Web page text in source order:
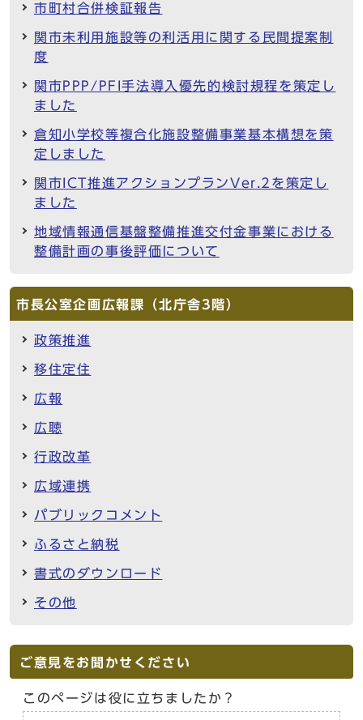
市町村合併検証報告
関市未利用施設等の利活用に関する民間提案制
度
関市PPP/PFI手法導入優先的検討規程を策定し
ました
倉知小学校等複合化施設整備事業基本構想を策
定しました
関市ICT推進アクションプランVer.2を策定し
ました
地域情報通信基盤整備推進交付金事業における
整備計画の事後評価について
市長公室企画広報課（北庁舎3階）
政策推進
移住定住
広報
広聴
行政改革
広域連携
パブリックコメント
ふるさと納税
書式のダウンロード
その他
ご意見をお聞かせください
このページは役に立ちましたか？